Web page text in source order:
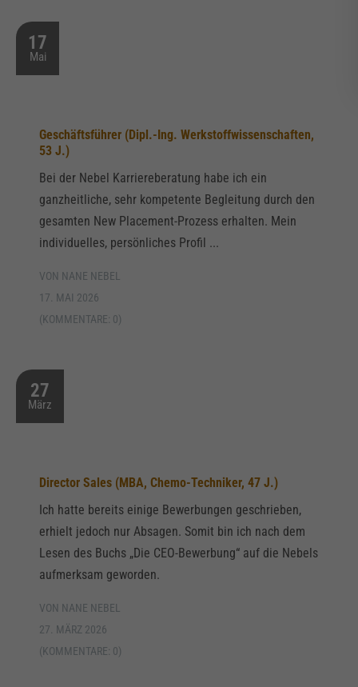
17
Mai
Geschäftsführer (Dipl.-Ing. Werkstoffwissenschaften,
53 J.)
Bei der Nebel Karriereberatung habe ich ein
ganzheitliche, sehr kompetente Begleitung durch den
gesamten New Placement-Prozess erhalten. Mein
individuelles, persönliches Profil ...
VON NANE NEBEL
17. MAI 2026
(KOMMENTARE: 0)
27
März
Director Sales (MBA, Chemo-Techniker, 47 J.)
Ich hatte bereits einige Bewerbungen geschrieben,
erhielt jedoch nur Absagen. Somit bin ich nach dem
Lesen des Buchs „Die CEO-Bewerbung“ auf die Nebels
aufmerksam geworden.
VON NANE NEBEL
27. MÄRZ 2026
(KOMMENTARE: 0)